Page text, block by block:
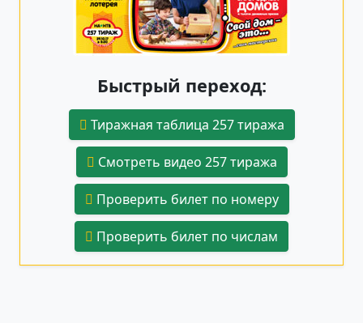
Быстрый переход:
Тиражная таблица 257 тиража
Смотреть видео 257 тиража
Проверить билет по номеру
Проверить билет по числам